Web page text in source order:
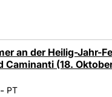
an der Heilig-Jahr-
Caminanti (18.
- PT